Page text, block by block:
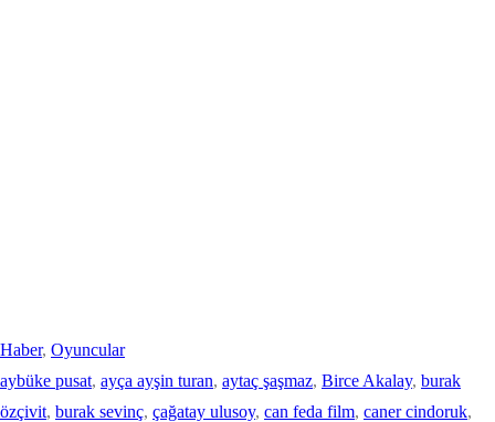
Haber, Oyuncular
aybüke pusat, ayça ayşin turan, aytaç şaşmaz, Birce Akalay, burak
özçivit, burak sevinç, çağatay ulusoy, can feda film, caner cindoruk